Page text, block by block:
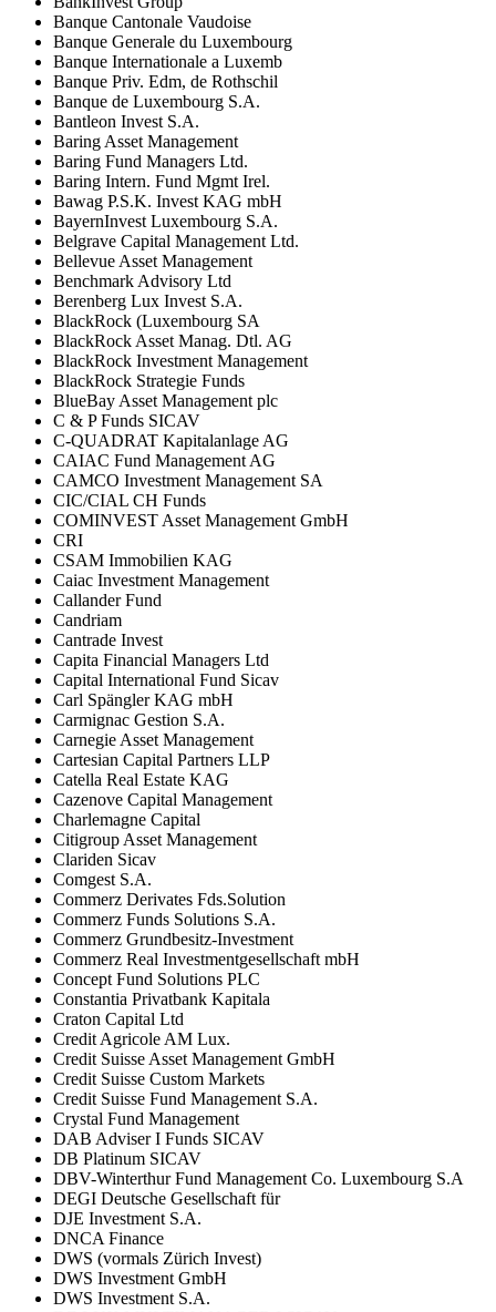
Banque Cantonale Vaudoise
Banque Generale du Luxembourg
Banque Internationale a Luxemb
Banque Priv. Edm, de Rothschil
Banque de Luxembourg S.A.
Bantleon Invest S.A.
Baring Asset Management
Baring Fund Managers Ltd.
Baring Intern. Fund Mgmt Irel.
Bawag P.S.K. Invest KAG mbH
BayernInvest Luxembourg S.A.
Belgrave Capital Management Ltd.
Bellevue Asset Management
Benchmark Advisory Ltd
Berenberg Lux Invest S.A.
BlackRock (Luxembourg SA
BlackRock Asset Manag. Dtl. AG
BlackRock Investment Management
BlackRock Strategie Funds
BlueBay Asset Management plc
C & P Funds SICAV
C-QUADRAT Kapitalanlage AG
CAIAC Fund Management AG
CAMCO Investment Management SA
CIC/CIAL CH Funds
COMINVEST Asset Management GmbH
CRI
CSAM Immobilien KAG
Caiac Investment Management
Callander Fund
Candriam
Cantrade Invest
Capita Financial Managers Ltd
Capital International Fund Sicav
Carl Spängler KAG mbH
Carmignac Gestion S.A.
Carnegie Asset Management
Cartesian Capital Partners LLP
Catella Real Estate KAG
Cazenove Capital Management
Charlemagne Capital
Citigroup Asset Management
Clariden Sicav
Comgest S.A.
Commerz Derivates Fds.Solution
Commerz Funds Solutions S.A.
Commerz Grundbesitz-Investment
Commerz Real Investmentgesellschaft mbH
Concept Fund Solutions PLC
Constantia Privatbank Kapitala
Craton Capital Ltd
Credit Agricole AM Lux.
Credit Suisse Asset Management GmbH
Credit Suisse Custom Markets
Credit Suisse Fund Management S.A.
Crystal Fund Management
DAB Adviser I Funds SICAV
DB Platinum SICAV
DBV-Winterthur Fund Management Co. Luxembourg S.A
DEGI Deutsche Gesellschaft für
DJE Investment S.A.
DNCA Finance
DWS (vormals Zürich Invest)
DWS Investment GmbH
DWS Investment S.A.